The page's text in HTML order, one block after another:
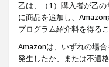
乙は、（1）購入者が乙
に商品を追加し、
プログラム紹介料を得る
Amazonは、いずれの場
発生したか、または不適